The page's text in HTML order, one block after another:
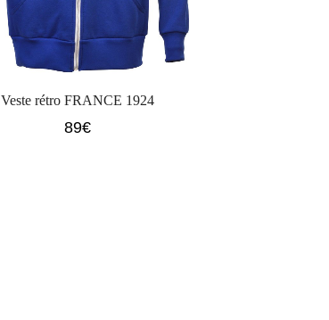
Veste rétro FRANCE 1924
89€